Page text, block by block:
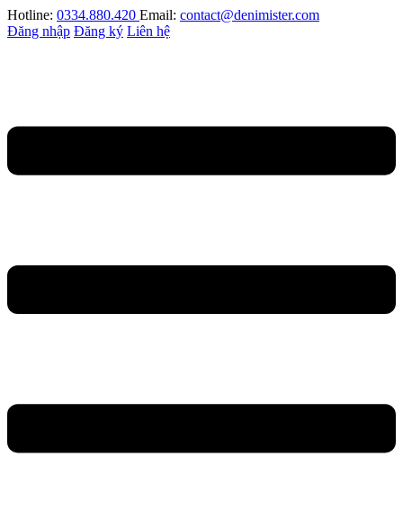
Hotline: 0334.880.420 Email: contact@denimister.com
Đăng nhập Đăng ký Liên hệ